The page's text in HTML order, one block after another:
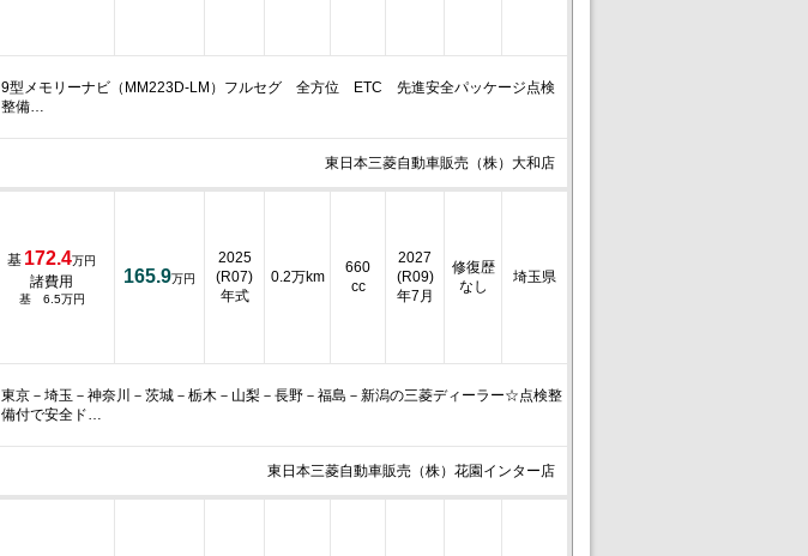
9型メモリーナビ（MM223D-LM）フルセグ 全方位 ETC 先進安全パッケージ点検
整備…
東日本三菱自動車販売（株）大和店
基 172.4万円
諸費用
基 6.5万円
165.9万円
2025
(R07)
年式
0.2万km
660
cc
2027
(R09)
年7月
修復歴
なし
埼玉県
東京－埼玉－神奈川－茨城－栃木－山梨－長野－福島－新潟の三菱ディーラー☆点検整
備付で安全ド…
東日本三菱自動車販売（株）花園インター店